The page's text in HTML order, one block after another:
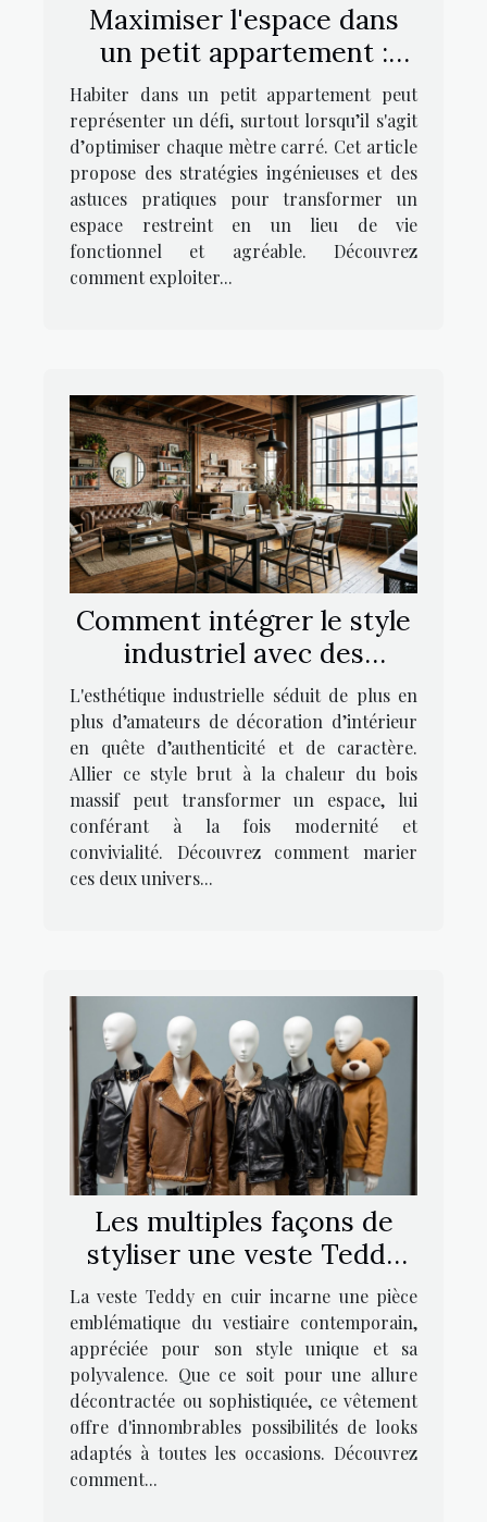
Maximiser l'espace dans
un petit appartement :
stratégies et astuces
Habiter dans un petit appartement peut
représenter un défi, surtout lorsqu’il s'agit
d’optimiser chaque mètre carré. Cet article
propose des stratégies ingénieuses et des
astuces pratiques pour transformer un
espace restreint en un lieu de vie
fonctionnel et agréable. Découvrez
comment exploiter...
Comment intégrer le style
industriel avec des
meubles en bois massif ?
L'esthétique industrielle séduit de plus en
plus d’amateurs de décoration d’intérieur
en quête d’authenticité et de caractère.
Allier ce style brut à la chaleur du bois
massif peut transformer un espace, lui
conférant à la fois modernité et
convivialité. Découvrez comment marier
ces deux univers...
Les multiples façons de
styliser une veste Teddy
en cuir
La veste Teddy en cuir incarne une pièce
emblématique du vestiaire contemporain,
appréciée pour son style unique et sa
polyvalence. Que ce soit pour une allure
décontractée ou sophistiquée, ce vêtement
offre d'innombrables possibilités de looks
adaptés à toutes les occasions. Découvrez
comment...